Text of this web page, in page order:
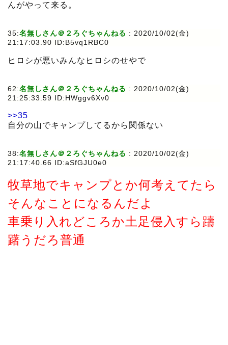
んがやって来る。
35:名無しさん＠２ろぐちゃんねる : 2020/10/02(金)
21:17:03.90 ID:B5vq1RBC0
ヒロシが悪いみんなヒロシのせやで
62:名無しさん＠２ろぐちゃんねる : 2020/10/02(金)
21:25:33.59 ID:HWggv6Xv0
>>35
自分の山でキャンプしてるから関係ない
38:名無しさん＠２ろぐちゃんねる : 2020/10/02(金)
21:17:40.66 ID:aSfGJU0e0
牧草地でキャンプとか何考えてたら
そんなことになるんだよ
車乗り入れどころか土足侵入すら躊
躇うだろ普通